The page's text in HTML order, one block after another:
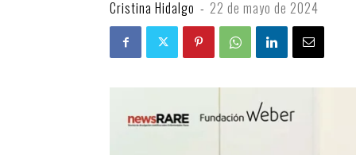
Cristina Hidalgo - 22 de mayo de 2024